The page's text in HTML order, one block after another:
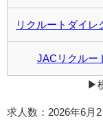
リクルートダイレ
JACリクルー
▶︎
求人数：2026年6月